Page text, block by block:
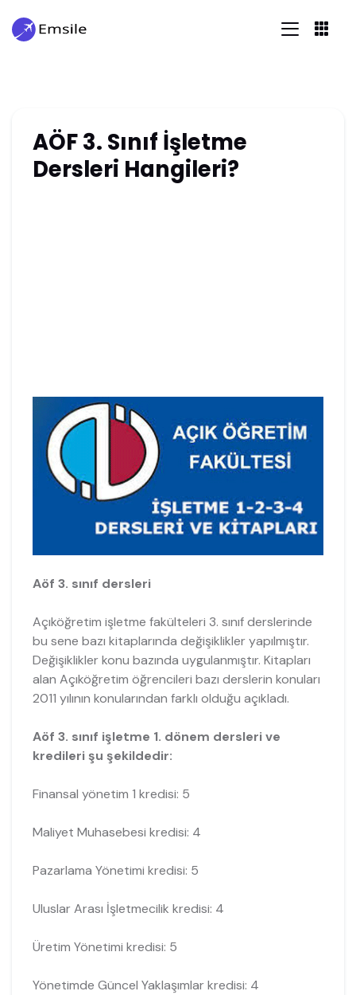
AÖF 3. Sınıf İşletme
Dersleri Hangileri?
Aöf 3. sınıf dersleri
Açıköğretim işletme fakülteleri 3. sınıf derslerinde
bu sene bazı kitaplarında değişiklikler yapılmıştır.
Değişiklikler konu bazında uygulanmıştır. Kitapları
alan Açıköğretim öğrencileri bazı derslerin konuları
2011 yılının konularından farklı olduğu açıkladı.
Aöf 3. sınıf işletme 1. dönem dersleri ve
kredileri şu şekildedir:
Finansal yönetim 1 kredisi: 5
Maliyet Muhasebesi kredisi: 4
Pazarlama Yönetimi kredisi: 5
Uluslar Arası İşletmecilik kredisi: 4
Üretim Yönetimi kredisi: 5
Yönetimde Güncel Yaklaşımlar kredisi: 4